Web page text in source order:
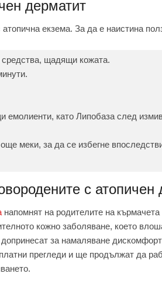
дерматит
екзема. За да е наистина
щадящи кожата.
емолиенти, като Липобаза след
меки, за да се избегне
с атопичен
напомнят на родителите на кърмачета
кожно заболяване, което
за намаляване
прегледи и ще продължат да